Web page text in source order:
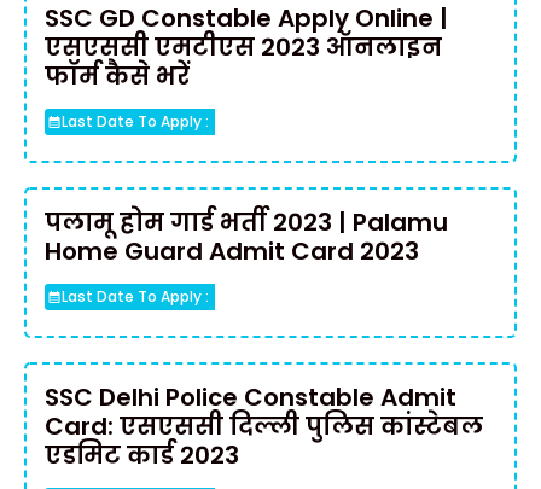
SSC GD Constable Apply Online |
एसएससी एमटीएस 2023 ऑनलाइन
फॉर्म कैसे भरें
Last Date To Apply :
पलामू होम गार्ड भर्ती 2023 | Palamu
Home Guard Admit Card 2023
Last Date To Apply :
SSC Delhi Police Constable Admit
Card: एसएससी दिल्ली पुलिस कांस्टेबल
एडमिट कार्ड 2023